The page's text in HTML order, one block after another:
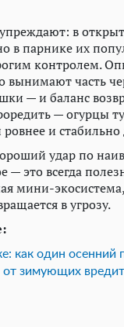
в
в парнике их
контролем.
вынимают часть
— и баланс
— огурцы
и
удар по
— это всегда
мини-
в угрозу.
как один осенний
от зимующих